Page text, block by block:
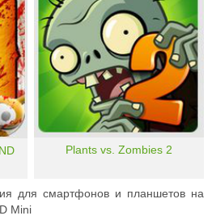
Plants vs. Zombies 2
для смартфонов и планшетов на
Mini